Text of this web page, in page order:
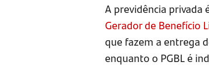
A previdência privada
Gerador de Benefício
que fazem a entrega
enquanto o PGBL é